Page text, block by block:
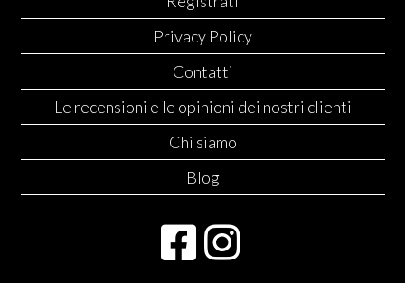
Privacy Policy
Contatti
Le recensioni e le opinioni dei nostri clienti
Chi siamo
Blog